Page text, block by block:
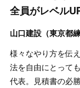
全員がレベル
山口建設（東京都
様々なやり方を伝
法を自由にとって
代表。見積書の必